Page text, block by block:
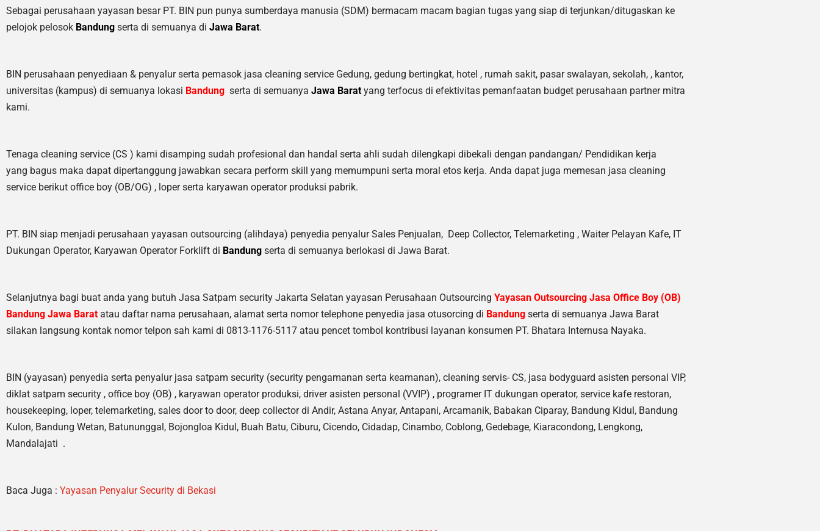
Sebagai perusahaan yayasan besar PT. BIN pun punya sumberdaya manusia (SDM) bermacam macam bagian tugas yang siap di terjunkan/ditugaskan ke
pelojok pelosok Bandung serta di semuanya di Jawa Barat.
BIN perusahaan penyediaan & penyalur serta pemasok jasa cleaning service Gedung, gedung bertingkat, hotel , rumah sakit, pasar swalayan, sekolah, , kantor,
universitas (kampus) di semuanya lokasi Bandung serta di semuanya Jawa Barat yang terfocus di efektivitas pemanfaatan budget perusahaan partner mitra
kami.
Tenaga cleaning service (CS ) kami disamping sudah profesional dan handal serta ahli sudah dilengkapi dibekali dengan pandangan/ Pendidikan kerja
yang bagus maka dapat dipertanggung jawabkan secara perform skill yang memumpuni serta moral etos kerja. Anda dapat juga memesan jasa cleaning
service berikut office boy (OB/OG) , loper serta karyawan operator produksi pabrik.
PT. BIN siap menjadi perusahaan yayasan outsourcing (alihdaya) penyedia penyalur Sales Penjualan, Deep Collector, Telemarketing , Waiter Pelayan Kafe, IT
Dukungan Operator, Karyawan Operator Forklift di Bandung serta di semuanya berlokasi di Jawa Barat.
Selanjutnya bagi buat anda yang butuh Jasa Satpam security Jakarta Selatan yayasan Perusahaan Outsourcing Yayasan Outsourcing Jasa Office Boy (OB)
Bandung Jawa Barat atau daftar nama perusahaan, alamat serta nomor telephone penyedia jasa otusorcing di Bandung serta di semuanya Jawa Barat
silakan langsung kontak nomor telpon sah kami di 0813-1176-5117 atau pencet tombol kontribusi layanan konsumen PT. Bhatara Internusa Nayaka.
BIN (yayasan) penyedia serta penyalur jasa satpam security (security pengamanan serta keamanan), cleaning servis- CS, jasa bodyguard asisten personal VIP,
diklat satpam security , office boy (OB) , karyawan operator produksi, driver asisten personal (VVIP) , programer IT dukungan operator, service kafe restoran,
housekeeping, loper, telemarketing, sales door to door, deep collector di Andir, Astana Anyar, Antapani, Arcamanik, Babakan Ciparay, Bandung Kidul, Bandung
Kulon, Bandung Wetan, Batununggal, Bojongloa Kidul, Buah Batu, Ciburu, Cicendo, Cidadap, Cinambo, Coblong, Gedebage, Kiaracondong, Lengkong,
Mandalajati .
Baca Juga : Yayasan Penyalur Security di Bekasi